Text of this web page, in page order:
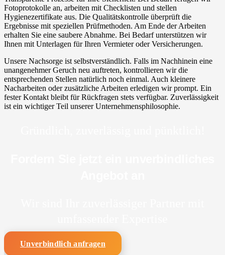
Fotoprotokolle an, arbeiten mit Checklisten und stellen
Hygienezertifikate aus. Die Qualitätskontrolle überprüft die
Ergebnisse mit speziellen Prüfmethoden. Am Ende der Arbeiten
erhalten Sie eine saubere Abnahme. Bei Bedarf unterstützen wir
Ihnen mit Unterlagen für Ihren Vermieter oder Versicherungen.
Unsere Nachsorge ist selbstverständlich. Falls im Nachhinein eine
unangenehmer Geruch neu auftreten, kontrollieren wir die
entsprechenden Stellen natürlich noch einmal. Auch kleinere
Nacharbeiten oder zusätzliche Arbeiten erledigen wir prompt. Ein
fester Kontakt bleibt für Rückfragen stets verfügbar. Zuverlässigkeit
ist ein wichtiger Teil unserer Unternehmensphilosophie.
Unverbindlich anfragen